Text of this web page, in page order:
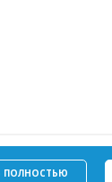
ПОЛНОСТЬЮ